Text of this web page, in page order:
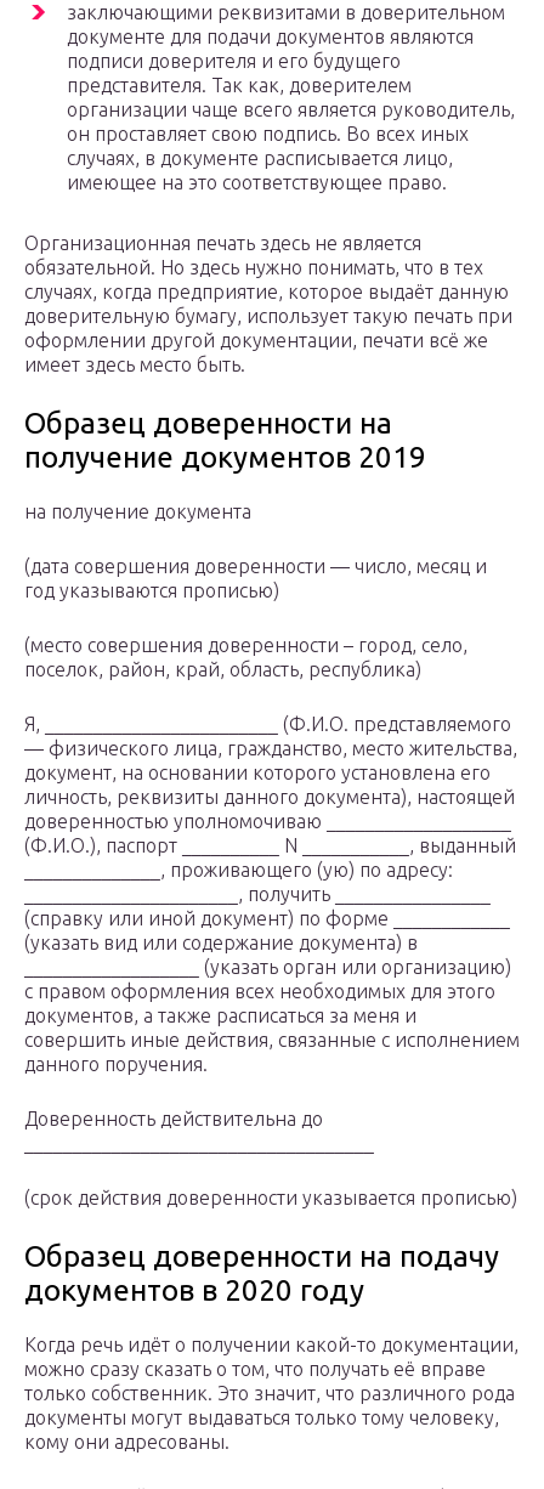
заключающими реквизитами в доверительном
документе для подачи документов являются
подписи доверителя и его будущего
представителя. Так как, доверителем
организации чаще всего является руководитель,
он проставляет свою подпись. Во всех иных
случаях, в документе расписывается лицо,
имеющее на это соответствующее право.
Организационная печать здесь не является
обязательной. Но здесь нужно понимать, что в тех
случаях, когда предприятие, которое выдаёт данную
доверительную бумагу, использует такую печать при
оформлении другой документации, печати всё же
имеет здесь место быть.
Образец доверенности на
получение документов 2019
на получение документа
(дата совершения доверенности — число, месяц и
год указываются прописью)
(место совершения доверенности – город, село,
поселок, район, край, область, республика)
Я, ________________________ (Ф.И.О. представляемого
— физического лица, гражданство, место жительства,
документ, на основании которого установлена его
личность, реквизиты данного документа), настоящей
доверенностью уполномочиваю ___________________
(Ф.И.О.), паспорт __________ N ___________, выданный
______________, проживающего (ую) по адресу:
______________________, получить ________________
(справку или иной документ) по форме ____________
(указать вид или содержание документа) в
__________________ (указать орган или организацию)
с правом оформления всех необходимых для этого
документов, а также расписаться за меня и
совершить иные действия, связанные с исполнением
данного поручения.
Доверенность действительна до
(срок действия доверенности указывается прописью)
Образец доверенности на подачу
документов в 2020 году
Когда речь идёт о получении какой-то документации,
можно сразу сказать о том, что получать её вправе
только собственник. Это значит, что различного рода
документы могут выдаваться только тому человеку,
кому они адресованы.